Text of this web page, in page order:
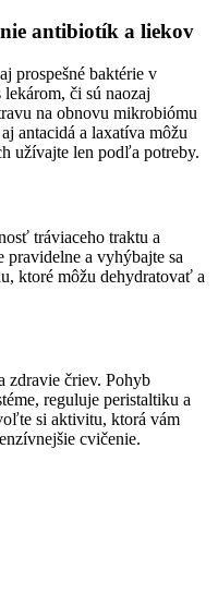
antibiotík a liekov
prospešné baktérie v
či sú naozaj
na obnovu mikrobiómu
antacidá a laxatíva môžu
užívajte len podľa potreby.
tráviaceho traktu a
a vyhýbajte sa
ktoré môžu dehydratovať a
zdravie čriev. Pohyb
reguluje peristaltiku a
si aktivitu, ktorá vám
cvičenie.